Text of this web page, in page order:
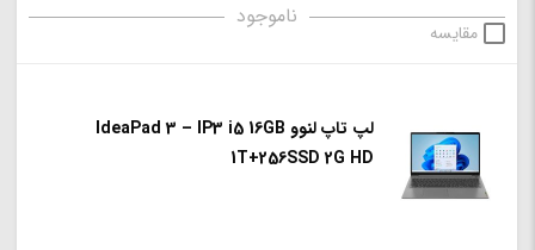
ناموجود
مقایسه
لپ تاپ لنوو IdeaPad 3 – IP3 i5 16GB
1T+256SSD 2G HD